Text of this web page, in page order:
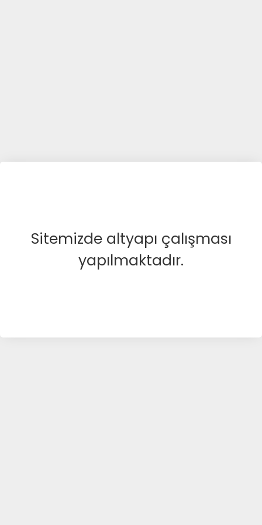
Sitemizde altyapı çalışması
yapılmaktadır.